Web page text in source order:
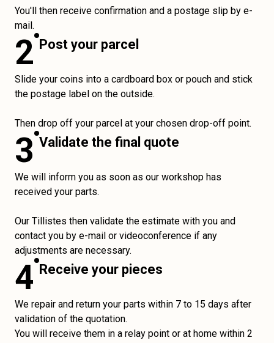
You'll then receive confirmation and a postage slip by e-
mail.
2 Post your parcel
Slide your coins into a cardboard box or pouch and stick
the postage label on the outside.
Then drop off your parcel at your chosen drop-off point.
3 Validate the final quote
We will inform you as soon as our workshop has
received your parts.
Our Tillistes then validate the estimate with you and
contact you by e-mail or videoconference if any
adjustments are necessary.
4 Receive your pieces
We repair and return your parts within 7 to 15 days after
validation of the quotation.
You will receive them in a relay point or at home within 2